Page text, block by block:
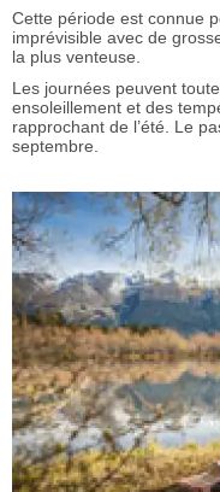
Cette période est connue
imprévisible avec de
la plus venteuse.
Les journées peuvent
ensoleillement et des
rapprochant de l’été. Le
septembre.